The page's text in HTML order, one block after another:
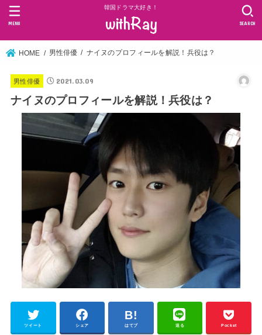
韓国ドラマ大好き！
SEARCH
MENU
HOME 男性俳優 ナイヌのプロフィールを解説！兵役は？
男性俳優 2021.03.09
ナイヌのプロフィールを解説！兵役は？
ツイート シェア はてブ 送る Pocket